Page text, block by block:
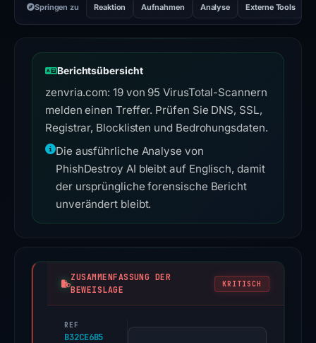
Springen zu Reaktion Aufnahmen Analyse Externe Tools
Berichtsübersicht
zenvria.com: 19 von 95 VirusTotal-Scannern
melden einen Treffer. Prüfen Sie DNS, SSL,
Registrar, Blocklisten und Bedrohungsdaten.
Die ausführliche Analyse von
PhishDestroy AI bleibt auf Englisch, damit
der ursprüngliche forensische Bericht
unverändert bleibt.
ZUSAMMENFASSUNG DER
BEWEISLAGE
KRITISCH
REF
B32CE6B5
PhishDestroy